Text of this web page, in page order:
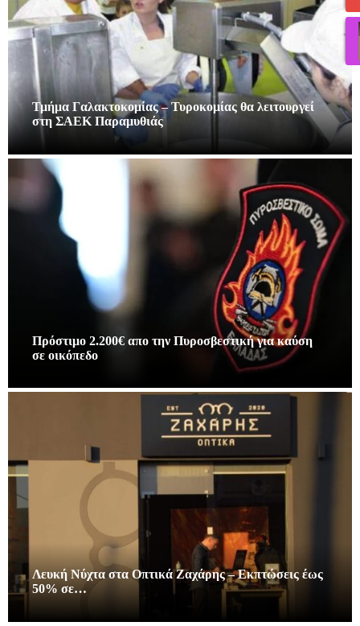
Τμήμα Γαλακτοκομίας – Τυροκομίας θα λειτουργεί
στη ΣΑΕΚ Παραμυθιάς
Πρόστιμο 2.200€ απο την Πυροσβεστική για καύση
σε οικόπεδο
Λευκή Νύχτα στα Οπτικά Ζαχάρης – Εκπτώσεις έως
50% σε…